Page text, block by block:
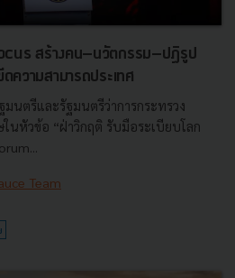
สร้างคน–นวัตกรรม–ปฏิรูป
ความสามารถประเทศ
นตรีและรัฐมนตรีว่าการกระทรวง
นหัวข้อ “ฝ่าวิกฤติ รับมือระเบียบโลก
Team